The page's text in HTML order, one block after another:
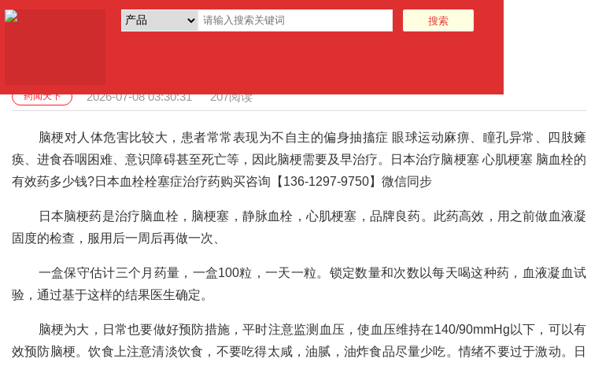
药闻天下 2026-07-08 03:30:31 207阅读
脑梗对人体危害比较大，患者常常表现为不自主的偏身抽搐症 眼球运动麻痹、瞳孔异常、四肢瘫
痪、进食吞咽困难、意识障碍甚至死亡等，因此脑梗需要及早治疗。日本治疗脑梗塞 心肌梗塞 脑血栓的
有效药多少钱?日本血栓栓塞症治疗药购买咨询【136-1297-9750】微信同步
日本脑梗药是治疗脑血栓，脑梗塞，静脉血栓，心肌梗塞，品牌良药。此药高效，用之前做血液凝
固度的检查，服用后一周后再做一次、
一盒保守估计三个月药量，一盒100粒，一天一粒。锁定数量和次数以每天喝这种药，血液凝血试
验，通过基于这样的结果医生确定。
脑梗为大，日常也要做好预防措施，平时注意监测血压，使血压维持在140/90mmHg以下，可以有
效预防脑梗。饮食上注意清淡饮食，不要吃得太咸，油腻，油炸食品尽量少吃。情绪不要过于激动。日